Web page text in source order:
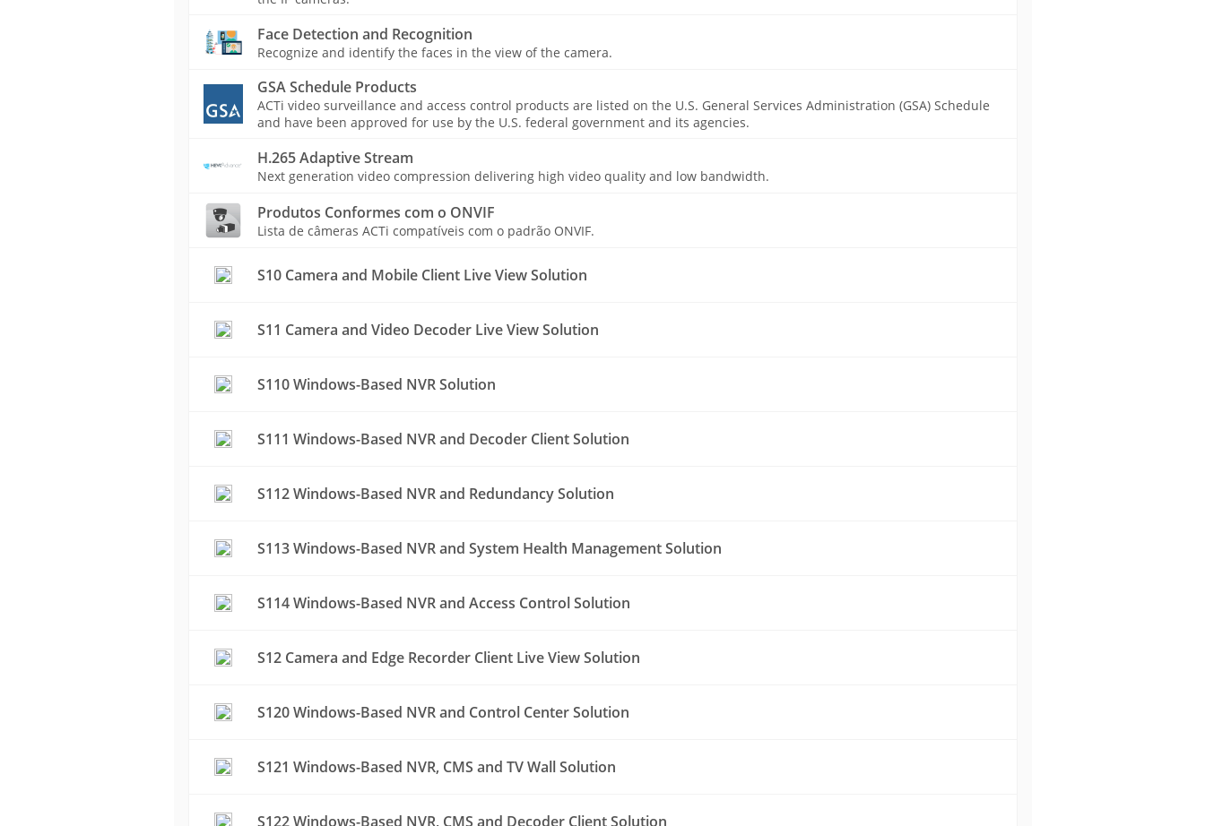
Face Detection and Recognition
Recognize and identify the faces in the view of the camera.
GSA Schedule Products
ACTi video surveillance and access control products are listed on the U.S. General Services Administration (GSA) Schedule
and have been approved for use by the U.S. federal government and its agencies.
H.265 Adaptive Stream
Next generation video compression delivering high video quality and low bandwidth.
Produtos Conformes com o ONVIF
Lista de câmeras ACTi compatíveis com o padrão ONVIF.
S10 Camera and Mobile Client Live View Solution
S11 Camera and Video Decoder Live View Solution
S110 Windows-Based NVR Solution
S111 Windows-Based NVR and Decoder Client Solution
S112 Windows-Based NVR and Redundancy Solution
S113 Windows-Based NVR and System Health Management Solution
S114 Windows-Based NVR and Access Control Solution
S12 Camera and Edge Recorder Client Live View Solution
S120 Windows-Based NVR and Control Center Solution
S121 Windows-Based NVR, CMS and TV Wall Solution
S122 Windows-Based NVR, CMS and Decoder Client Solution